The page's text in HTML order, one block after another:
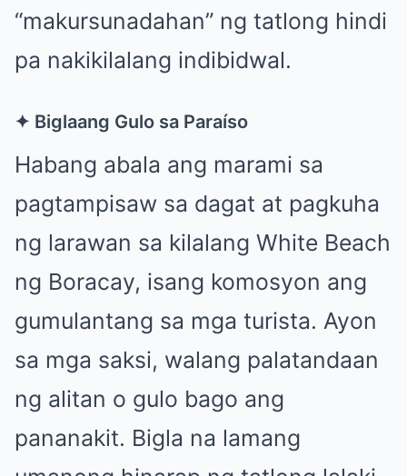
“makursunadahan” ng tatlong hindi
pa nakikilalang indibidwal.
✦ Biglaang Gulo sa Paraíso
Habang abala ang marami sa
pagtampisaw sa dagat at pagkuha
ng larawan sa kilalang White Beach
ng Boracay, isang komosyon ang
gumulantang sa mga turista. Ayon
sa mga saksi, walang palatandaan
ng alitan o gulo bago ang
pananakit. Bigla na lamang